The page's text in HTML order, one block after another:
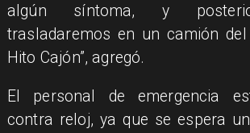
algún síntoma, y
trasladaremos en un camión
Hito Cajón”, agregó.
El personal de emergencia
contra reloj, ya que se espera